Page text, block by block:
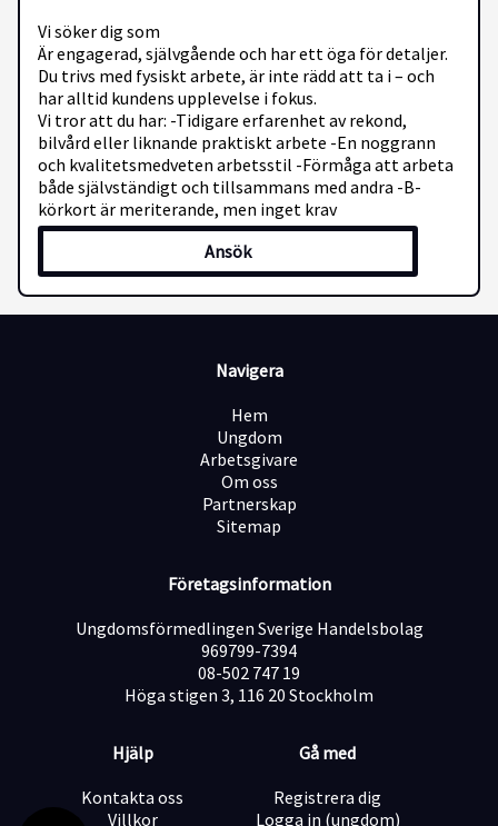
Vi söker dig som
Är engagerad, självgående och har ett öga för detaljer.
Du trivs med fysiskt arbete, är inte rädd att ta i – och
har alltid kundens upplevelse i fokus.
Vi tror att du har: -Tidigare erfarenhet av rekond,
bilvård eller liknande praktiskt arbete -En noggrann
och kvalitetsmedveten arbetsstil -Förmåga att arbeta
både självständigt och tillsammans med andra -B-
körkort är meriterande, men inget krav
Anställning via Aura Personal med kollektivavtal och
marknadsmässig lön
Ett varierande och utvecklande uppdrag i en
Stöd från engagerad konsultchef genom hela
Möjlighet till längre uppdrag eller vidare
karriärmöjligheter via oss
Ansök redan idag! Vi behandlar ansökningarna löpande
och tjänsten kan komma att tillsättas innan sista
ansökningsdatum. Välkommen med din ansökan till
Aura Personal – där rätt kompetens möter rätt
Ansök
Navigera
Hem
Ungdom
Arbetsgivare
Om oss
Partnerskap
Sitemap
Företagsinformation
Ungdomsförmedlingen Sverige Handelsbolag
969799-7394
08-502 747 19
Höga stigen 3, 116 20 Stockholm
Hjälp
Kontakta oss
Villkor
Gå med
Registrera dig
Logga in (ungdom)